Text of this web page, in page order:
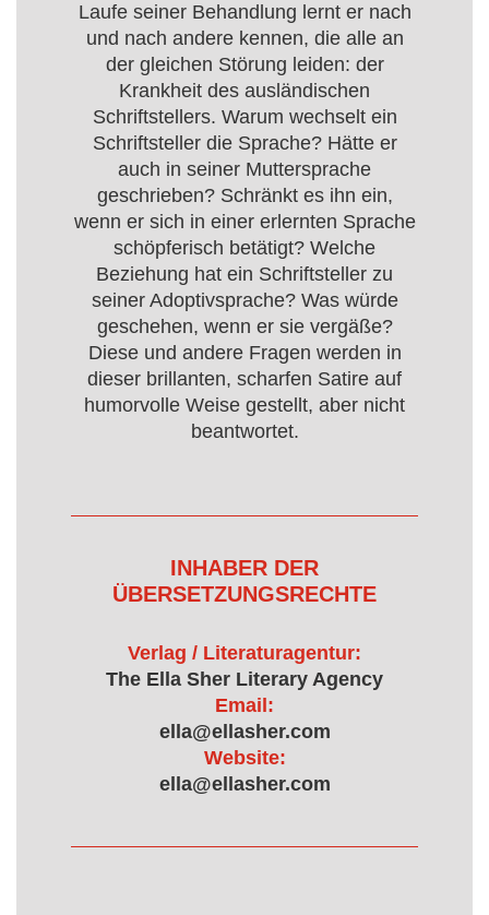
Laufe seiner Behandlung lernt er nach
und nach andere kennen, die alle an
der gleichen Störung leiden: der
Krankheit des ausländischen
Schriftstellers. Warum wechselt ein
Schriftsteller die Sprache? Hätte er
auch in seiner Muttersprache
geschrieben? Schränkt es ihn ein,
wenn er sich in einer erlernten Sprache
schöpferisch betätigt? Welche
Beziehung hat ein Schriftsteller zu
seiner Adoptivsprache? Was würde
geschehen, wenn er sie vergäße?
Diese und andere Fragen werden in
dieser brillanten, scharfen Satire auf
humorvolle Weise gestellt, aber nicht
beantwortet.
INHABER DER
ÜBERSETZUNGSRECHTE
Verlag / Literaturagentur:
The Ella Sher Literary Agency
Email:
ella@ellasher.com
Website:
ella@ellasher.com